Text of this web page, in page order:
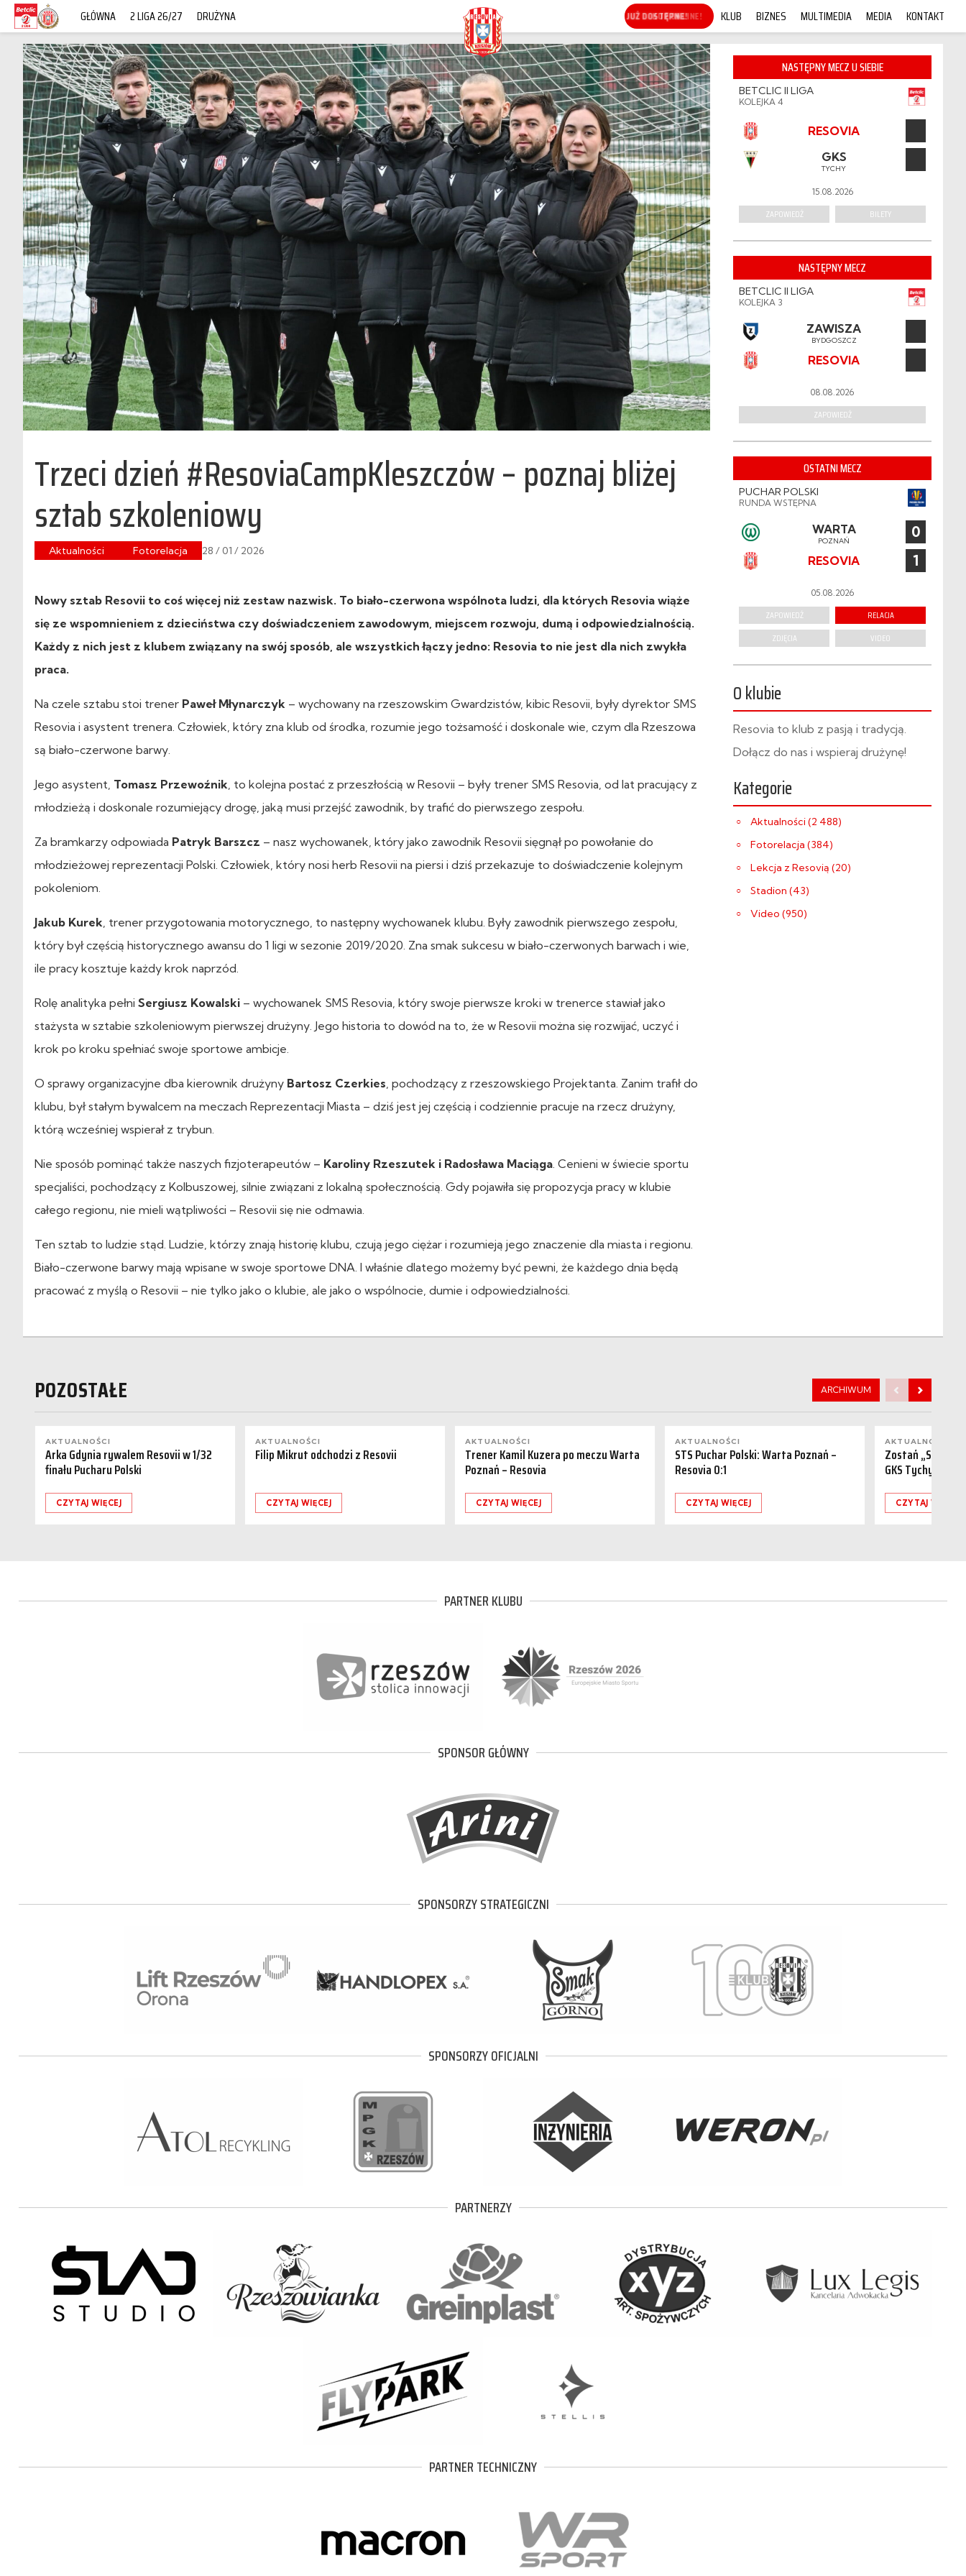
GŁÓWNA 2 LIGA 26/27 DRUŻYNA KUP ONLINE! KLUB BIZNES MULTIMEDIA MEDIA KONTAKT
Trzeci dzień #ResoviaCampKleszczów – poznaj bliżej
sztab szkoleniowy
Aktualności Fotorelacja 28 / 01 / 2026
Nowy sztab Resovii to coś więcej niż zestaw nazwisk. To biało-czerwona wspólnota ludzi, dla których Resovia wiąże
się ze wspomnieniem z dzieciństwa czy doświadczeniem zawodowym, miejscem rozwoju, dumą i odpowiedzialnością.
Każdy z nich jest z klubem związany na swój sposób, ale wszystkich łączy jedno: Resovia to nie jest dla nich zwykła
praca.
Na czele sztabu stoi trener Paweł Młynarczyk – wychowany na rzeszowskim Gwardzistów, kibic Resovii, były dyrektor SMS
Resovia i asystent trenera. Człowiek, który zna klub od środka, rozumie jego tożsamość i doskonale wie, czym dla Rzeszowa
są biało-czerwone barwy.
Jego asystent, Tomasz Przewoźnik , to kolejna postać z przeszłością w Resovii – były trener SMS Resovia, od lat pracujący z
młodzieżą i doskonale rozumiejący drogę, jaką musi przejść zawodnik, by trafić do pierwszego zespołu.
Za bramkarzy odpowiada Patryk Barszcz – nasz wychowanek, który jako zawodnik Resovii sięgnął po powołanie do
młodzieżowej reprezentacji Polski. Człowiek, który nosi herb Resovii na piersi i dziś przekazuje to doświadczenie kolejnym
pokoleniom.
Jakub Kurek , trener przygotowania motorycznego, to następny wychowanek klubu. Były zawodnik pierwszego zespołu,
który był częścią historycznego awansu do 1 ligi w sezonie 2019/2020. Zna smak sukcesu w biało-czerwonych barwach i wie,
ile pracy kosztuje każdy krok naprzód.
Rolę analityka pełni Sergiusz Kowalski – wychowanek SMS Resovia, który swoje pierwsze kroki w trenerce stawiał jako
stażysta w sztabie szkoleniowym pierwszej drużyny. Jego historia to dowód na to, że w Resovii można się rozwijać, uczyć i
krok po kroku spełniać swoje sportowe ambicje.
O sprawy organizacyjne dba kierownik drużyny Bartosz Czerkies , pochodzący z rzeszowskiego Projektanta. Zanim trafił do
klubu, był stałym bywalcem na meczach Reprezentacji Miasta – dziś jest jej częścią i codziennie pracuje na rzecz drużyny,
którą wcześniej wspierał z trybun.
Nie sposób pominąć także naszych fizjoterapeutów – Karoliny Rzeszutek i Radosława Maciąga . Cenieni w świecie sportu
specjaliści, pochodzący z Kolbuszowej, silnie związani z lokalną społecznością. Gdy pojawiła się propozycja pracy w klubie
całego regionu, nie mieli wątpliwości – Resovii się nie odmawia.
Ten sztab to ludzie stąd. Ludzie, którzy znają historię klubu, czują jego ciężar i rozumieją jego znaczenie dla miasta i regionu.
Biało-czerwone barwy mają wpisane w swoje sportowe DNA. I właśnie dlatego możemy być pewni, że każdego dnia będą
pracować z myślą o Resovii – nie tylko jako o klubie, ale jako o wspólnocie, dumie i odpowiedzialności.
NASTĘPNY MECZ U SIEBIE
BETCLIC II LIGA
KOLEJKA 4
RESOVIA
GKS
TYCHY
15.08.2026
ZAPOWIEDŹ BILETY
NASTĘPNY MECZ
BETCLIC II LIGA
KOLEJKA 3
ZAWISZA
BYDGOSZCZ
RESOVIA
08.08.2026
ZAPOWIEDŹ
OSTATNI MECZ
PUCHAR POLSKI
RUNDA WSTĘPNA
WARTA
POZNAŃ 0
RESOVIA 1
05.08.2026
ZAPOWIEDŹ
RELACJA
ZDJĘCIA
VIDEO
O klubie
Resovia to klub z pasją i tradycją.
Dołącz do nas i wspieraj drużynę!
Kategorie
Aktualności (2 488)
Fotorelacja (384)
Lekcja z Resovią (20)
Stadion (43)
Video (950)
POZOSTAŁE ARCHIWUM
AKTUALNOŚCI
Arka Gdynia rywalem Resovii w 1/32
finału Pucharu Polski
CZYTAJ WIĘCEJ
AKTUALNOŚCI
Filip Mikrut odchodzi z Resovii
CZYTAJ WIĘCEJ
AKTUALNOŚCI
Trener Kamil Kuzera po meczu Warta
Poznań – Resovia
CZYTAJ WIĘCEJ
AKTUALNOŚCI
STS Puchar Polski: Warta Poznań –
Resovia 0:1
CZYTAJ WIĘCEJ
AKTUALNOŚCI
Zostań
GKS Tychy
CZYTAJ WIĘCEJ
PARTNER KLUBU
SPONSOR GŁÓWNY
SPONSORZY STRATEGICZNI
SPONSORZY OFICJALNI
PARTNERZY
PARTNER TECHNICZNY